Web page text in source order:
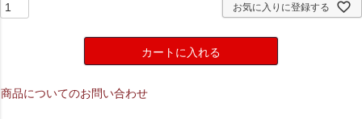
お気に入りに登録する
カートに入れる
商品についてのお問い合わせ